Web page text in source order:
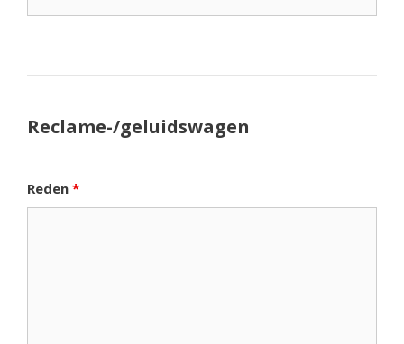
Reclame-/geluidswagen
Reden *